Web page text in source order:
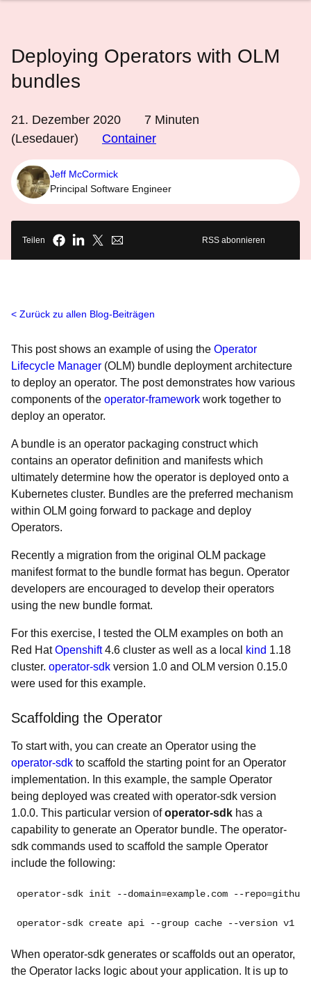
Deploying Operators with OLM
bundles
21. Dezember 2020 7 Minuten
(Lesedauer)
Container
Jeff McCormick
Principal Software Engineer
Teilen RSS abonnieren
Zurück zu allen Blog-Beiträgen
This post shows an example of using the Operator
Lifecycle Manager (OLM) bundle deployment architecture
to deploy an operator. The post demonstrates how various
components of the operator-framework work together to
deploy an operator.
A bundle is an operator packaging construct which
contains an operator definition and manifests which
ultimately determine how the operator is deployed onto a
Kubernetes cluster. Bundles are the preferred mechanism
within OLM going forward to package and deploy
Operators.
Recently a migration from the original OLM package
manifest format to the bundle format has begun. Operator
developers are encouraged to develop their operators
using the new bundle format.
For this exercise, I tested the OLM examples on both an
Red HatOpenshift4.6 cluster as well as a local kind 1.18
cluster. operator-sdk version 1.0 and OLM version 0.15.0
were used for this example.
Scaffolding the Operator
To start with, you can create an Operator using the
operator-sdk to scaffold the starting point for an Operator
implementation. In this example, the sample Operator
being deployed was created with operator-sdk version
1.0.0. This particular version ofoperator-sdk has a
capability to generate an Operator bundle. The operator-
sdk commands used to scaffold the sample Operator
include the following:
operator-sdk init --domain=example.com --
operator-sdk create api --group cache --version v1
When operator-sdk generates or scaffolds out an operator,
the Operator lacks logic about your application. It is up to